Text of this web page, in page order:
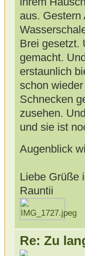
aus. Gestern
Brei gesetzt.
gemacht.
erstaunlich
schon
Schnecken
zusehen.
und sie ist
Augenblick
Liebe Grüße
Rauntii
Re: Zu